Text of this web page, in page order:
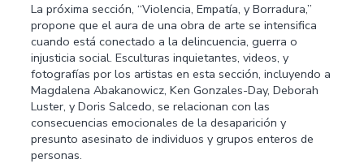
La próxima sección, “Violencia, Empatía, y Borradura,”
propone que el aura de una obra de arte se intensifica
cuando está conectado a la delincuencia, guerra o
injusticia social. Esculturas inquietantes, videos, y
fotografías por los artistas en esta sección, incluyendo a
Magdalena Abakanowicz, Ken Gonzales-Day, Deborah
Luster, y Doris Salcedo, se relacionan con las
consecuencias emocionales de la desaparición y
presunto asesinato de individuos y grupos enteros de
personas.